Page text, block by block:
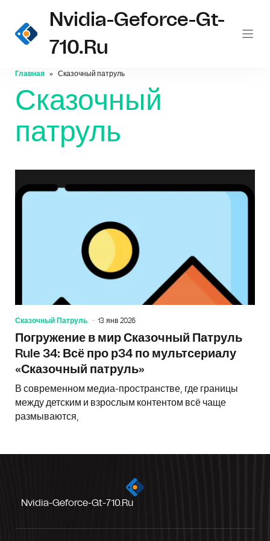
Nvidia-Geforce-Gt-
710.ru
Главная Сказочный патруль
Сказочный
патруль
Сказочный Патруль 13 янв 2026
Погружение в мир Сказочный Патруль
Rule 34: Всё про р34 по мультсериалу
«Сказочный патруль»
В современном медиа-пространстве, где границы
между детским и взрослым контентом всё чаще
размываются,
Nvidia-Geforce-Gt-710.ru